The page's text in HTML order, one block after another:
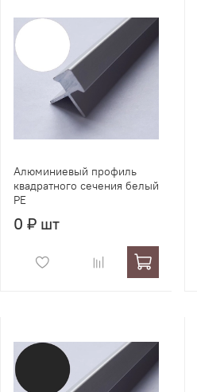
Алюминиевый профиль
квадратного сечения белый
PE
0 ₽ шт